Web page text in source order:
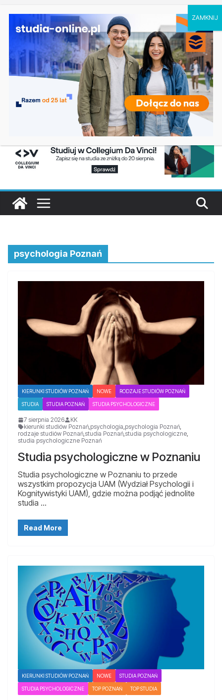
Ostatnie
wpisy:
Leśnictwo w Lublinie
Studia z zarządzania w Koszalinie
Bezpieczeństwo i certyfikacja żywności w
Rzeszowie
Studia artystyczne w Poznaniu
Psychologia – Warszawska Uczelnia
Ekonomiczna
psychologia Poznań
KIERUNKI STUDIÓW POZNAŃ NOWE RODZAJE STUDIÓW POZNAŃ
STUDIA STUDIA POZNAŃ STUDIA PSYCHOLOGICZNE
7 sierpnia 2026
KK
kierunki studiów Poznań,psychologia,psychologia Poznań,
rodzaje studiów Poznań,studia Poznań,studia psychologiczne,
studia psychologiczne Poznań
Studia psychologiczne w Poznaniu
Studia psychologiczne w Poznaniu to przede
wszystkim propozycja UAM (Wydział Psychologii i
Kognitywistyki UAM), gdzie można podjąć jednolite
studia …
Read More
KIERUNKI STUDIÓW POZNAŃ NOWE STUDIA POZNAŃ
STUDIA PSYCHOLOGICZNE TOP POZNAŃ TOP STUDIA